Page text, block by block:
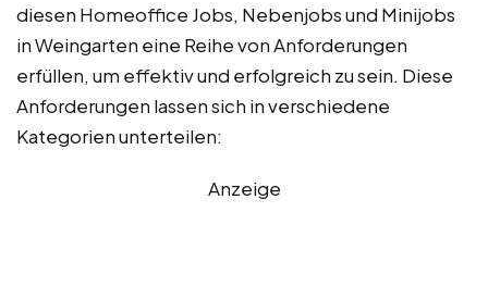
diesen Homeoffice Jobs, Nebenjobs und Minijobs
in Weingarten eine Reihe von Anforderungen
erfüllen, um effektiv und erfolgreich zu sein. Diese
Anforderungen lassen sich in verschiedene
Kategorien unterteilen:
Anzeige